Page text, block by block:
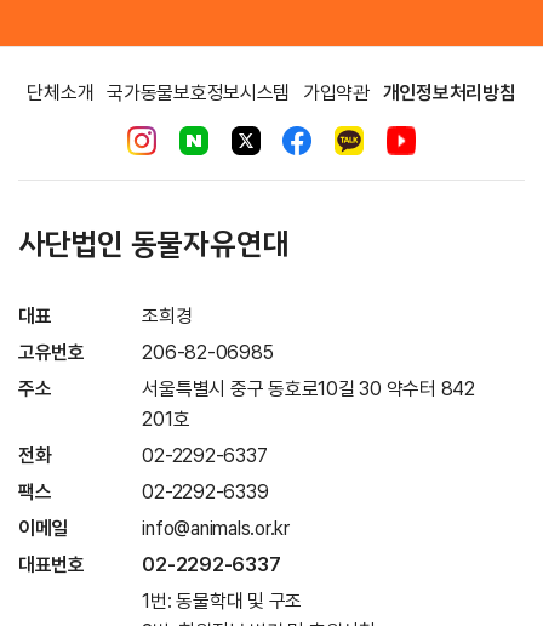
단체소개 국가동물보호정보시스템 가입약관 개인정보처리방침
사단법인 동물자유연대
대표
조희경
고유번호
206-82-06985
주소
서울특별시 중구 동호로10길 30 약수터 842
201호
전화
02-2292-6337
팩스
02-2292-6339
이메일
info@animals.or.kr
대표번호
02-2292-6337
1번: 동물학대 및 구조